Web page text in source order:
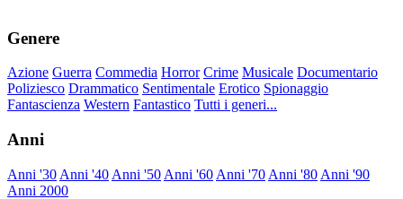
Genere
Azione Guerra Commedia Horror Crime Musicale Documentario
Poliziesco Drammatico Sentimentale Erotico Spionaggio
Fantascienza Western Fantastico Tutti i generi...
Anni
Anni '30 Anni '40 Anni '50 Anni '60 Anni '70 Anni '80 Anni '90
Anni 2000